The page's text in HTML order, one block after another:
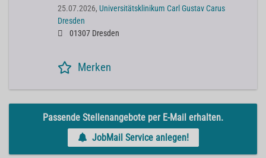
25.07.2026, Universitätsklinikum Carl Gustav Carus
Dresden
01307 Dresden
Merken
Passende Stellenangebote per E-Mail erhalten.
JobMail Service anlegen!